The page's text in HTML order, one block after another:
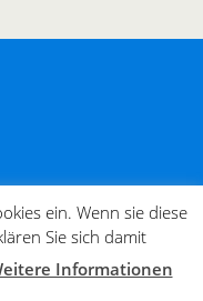
ein. Wenn sie diese
Sie sich damit
Informationen